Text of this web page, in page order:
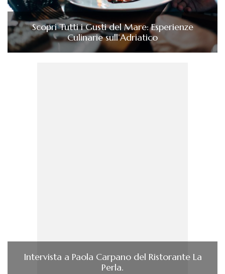
Scopri Tutti i Gusti del Mare: Esperienze
Culinarie sull’Adriatico
Intervista a Paola Carpano del Ristorante La
Perla.